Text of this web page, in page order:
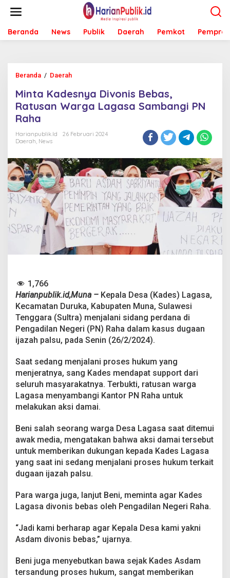
t
Beranda News Publik Daerah Pemkot Pemprov
Beranda / Daerah
n
t
a
a
s
n
y
a
D
i
v
o
n
i
s
s
,
R
t
u
a
n
a
r
g
L
g
a
s
a
m
b
n
g
N
R
Minta Kadesnya Divonis Bebas,
Ratusan Warga Lagasa Sambangi PN
Raha
Harianpublik.id
26 Februari 2024
Daerah, News
1,766
Harianpublik.id,Muna – Kepala Desa (Kades) Lagasa,
Kecamatan Duruka, Kabupaten Muna, Sulawesi
Tenggara (Sultra) menjalani sidang perdana di
Pengadilan Negeri (PN) Raha dalam kasus dugaan
ijazah palsu, pada Senin (26/2/2024).
Saat sedang menjalani proses hukum yang
menjeratnya, sang Kades mendapat support dari
seluruh masyarakatnya. Terbukti, ratusan warga
Lagasa menyambangi Kantor PN Raha untuk
melakukan aksi damai.
Beni salah seorang warga Desa Lagasa saat ditemui
awak media, mengatakan bahwa aksi damai tersebut
untuk memberikan dukungan kepada Kades Lagasa
yang saat ini sedang menjalani proses hukum terkait
dugaan ijazah palsu.
Para warga juga, lanjut Beni, meminta agar Kades
Lagasa divonis bebas oleh Pengadilan Negeri Raha.
“Jadi kami berharap agar Kepala Desa kami yakni
Asdam divonis bebas,” ujarnya.
Beni juga menyebutkan bawa sejak Kades Asdam
tersandung proses hukum, sangat memberikan